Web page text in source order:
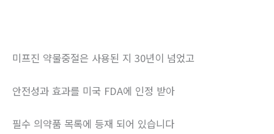
미프진 약물중절은 사용된 지 30년이 넘었고
안전성과 효과를 미국 FDA에 인정 받아
필수 의약품 목록에 등재 되어 있습니다